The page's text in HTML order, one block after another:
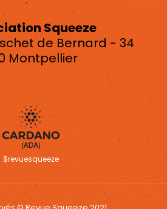
Squeeze
de Bernard - 34
Montpellier
$revuesqueeze